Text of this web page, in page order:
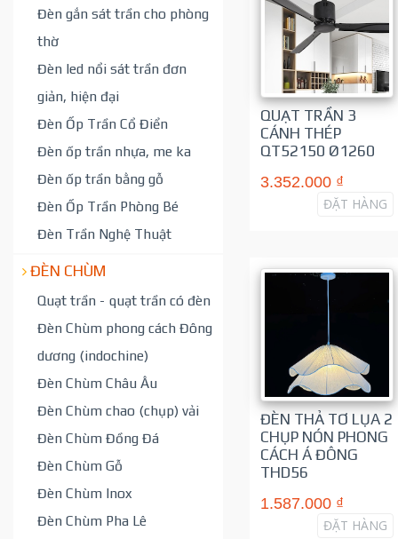
Đèn gắn sát trần cho phòng
thờ
Đèn led nổi sát trần đơn
giản, hiện đại
Đèn Ốp Trần Cổ Điển
Đèn ốp trần nhựa, me ka
Đèn ốp trần bằng gỗ
Đèn Ốp Trần Phòng Bé
Đèn Trần Nghệ Thuật
ĐÈN CHÙM
Quạt trần - quạt trần có đèn
Đèn Chùm phong cách Đông
dương (indochine)
Đèn Chùm Châu Âu
Đèn Chùm chao (chụp) vải
Đèn Chùm Đồng Đá
Đèn Chùm Gỗ
Đèn Chùm Inox
Đèn Chùm Pha Lê
QUẠT TRẦN 3
CÁNH THÉP
QT52150 Ø1260
3.352.000 ₫
ĐẶT HÀNG
ĐÈN THẢ TƠ LỤA 2
CHỤP NÓN PHONG
CÁCH Á ĐÔNG
THD56
1.587.000 ₫
ĐẶT HÀNG